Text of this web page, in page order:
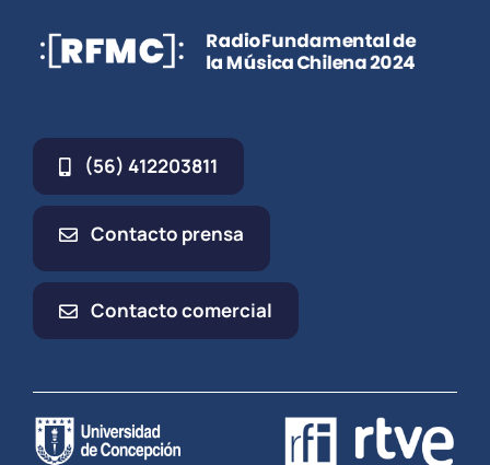
(56) 412203811
Contacto prensa
Contacto comercial